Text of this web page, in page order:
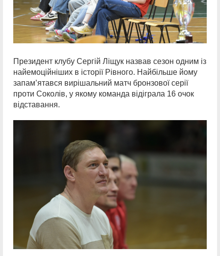
Президент клубу Сергій Ліщук назвав сезон одним із
найемоційніших в історії Рівного. Найбільше йому
запам’ятався вирішальний матч бронзової серії
проти Соколів, у якому команда відіграла 16 очок
відставання.